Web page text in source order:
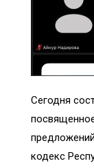
Сегодня
кодекс